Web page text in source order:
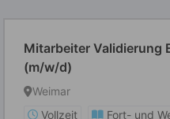
Mitarbeiter Validierung
(m/w/d)
Weimar
Vollzeit
Fort- und